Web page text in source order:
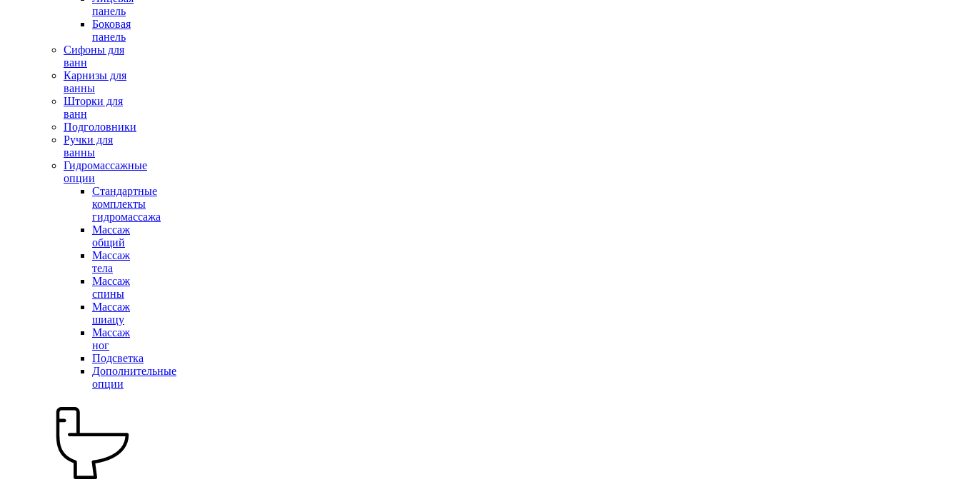
панель
Боковая
панель
Сифоны для
ванн
Карнизы для
ванны
Шторки для
ванн
Подголовники
Ручки для
ванны
Гидромассажные
опции
Стандартные
комплекты
гидромассажа
Массаж
общий
Массаж
тела
Массаж
спины
Массаж
шиацу
Массаж
ног
Подсветка
Дополнительные
опции